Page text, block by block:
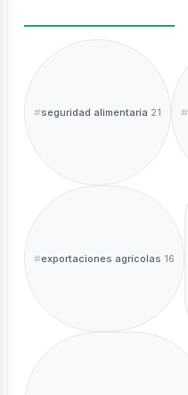
seguridad alimentaria 21
exportaciones agrícolas 16